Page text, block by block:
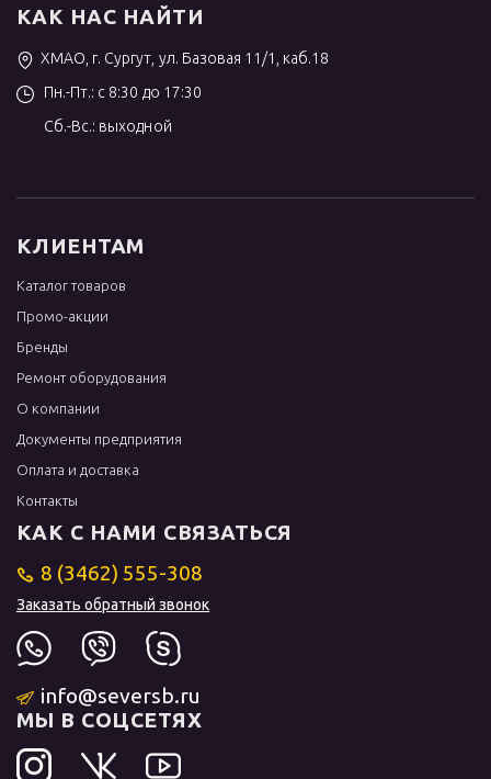
КАК НАС НАЙТИ
ХМАО, г. Сургут, ул. Базовая 11/1, каб.18
Пн.-Пт.: с 8:30 до 17:30
Сб.-Вс.: выходной
КЛИЕНТАМ
Каталог товаров
Промо-акции
Бренды
Ремонт оборудования
О компании
Документы предприятия
Оплата и доставка
Контакты
КАК С НАМИ СВЯЗАТЬСЯ
8 (3462) 555-308
Заказать обратный звонок
info@seversb.ru
МЫ В СОЦСЕТЯХ